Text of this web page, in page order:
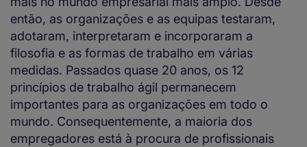
então, as organizações e as equipas testaram,
adotaram, interpretaram e incorporaram a
filosofia e as formas de trabalho em várias
medidas. Passados quase 20 anos, os 12
princípios de trabalho ágil permanecem
importantes para as organizações em todo o
mundo. Consequentemente, a maioria dos
empregadores está à procura de profissionais